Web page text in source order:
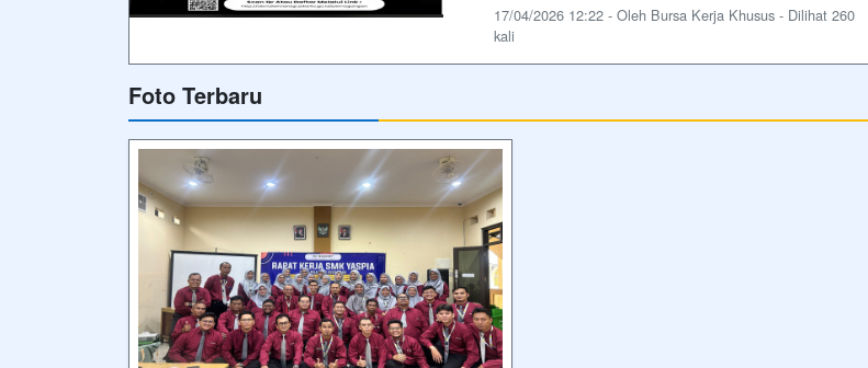
17/04/2026 12:22 - Oleh Bursa Kerja Khusus - Dilihat 260
kali
Foto Terbaru